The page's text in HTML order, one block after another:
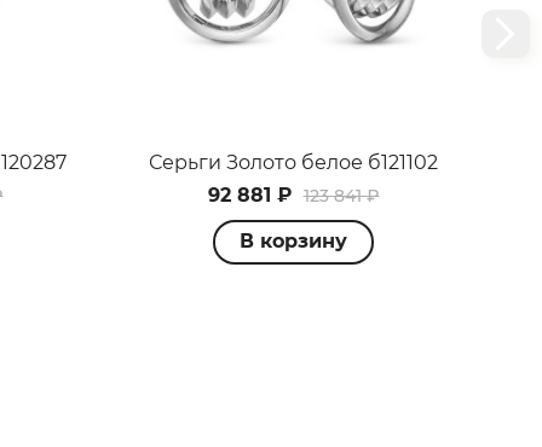
Серьги Золото белое б121102
92 881 ₽ 123 841 ₽
В корзину